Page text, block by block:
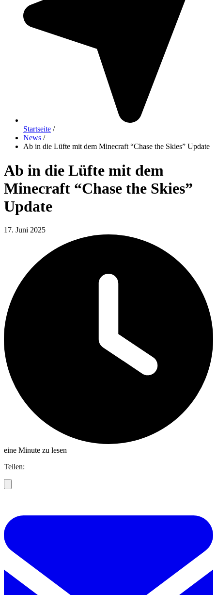
Startseite /
News /
Ab in die Lüfte mit dem Minecraft “Chase the Skies” Update
Ab in die Lüfte mit dem
Minecraft “Chase the Skies”
Update
17. Juni 2025
eine Minute zu lesen
Teilen: